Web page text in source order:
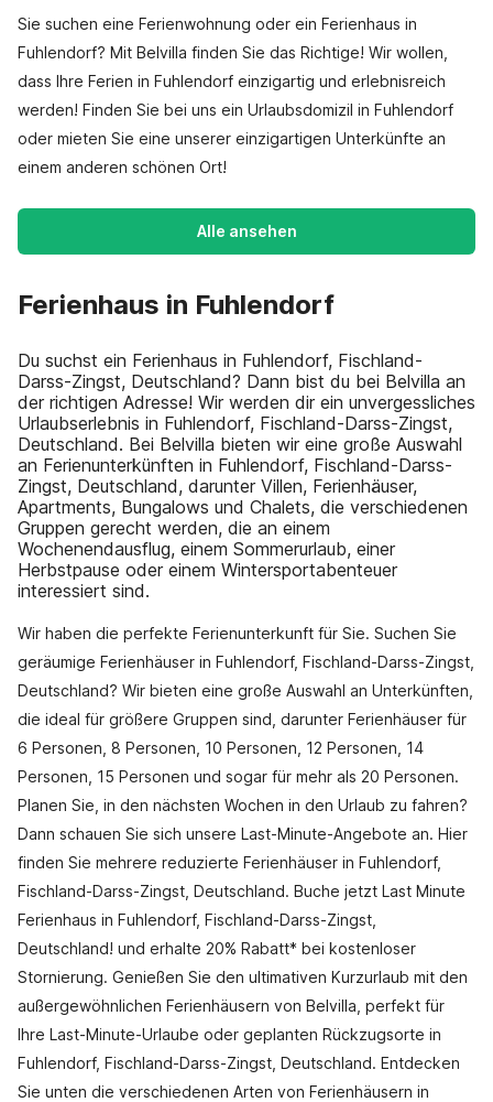
Sie suchen eine Ferienwohnung oder ein Ferienhaus in
Fuhlendorf? Mit Belvilla finden Sie das Richtige! Wir wollen,
dass Ihre Ferien in Fuhlendorf einzigartig und erlebnisreich
werden! Finden Sie bei uns ein Urlaubsdomizil in Fuhlendorf
oder mieten Sie eine unserer einzigartigen Unterkünfte an
einem anderen schönen Ort!
Alle ansehen
Ferienhaus in Fuhlendorf
Du suchst ein Ferienhaus in Fuhlendorf, Fischland-
Darss-Zingst, Deutschland? Dann bist du bei Belvilla an
der richtigen Adresse! Wir werden dir ein unvergessliches
Urlaubserlebnis in Fuhlendorf, Fischland-Darss-Zingst,
Deutschland. Bei Belvilla bieten wir eine große Auswahl
an Ferienunterkünften in Fuhlendorf, Fischland-Darss-
Zingst, Deutschland, darunter Villen, Ferienhäuser,
Apartments, Bungalows und Chalets, die verschiedenen
Gruppen gerecht werden, die an einem
Wochenendausflug, einem Sommerurlaub, einer
Herbstpause oder einem Wintersportabenteuer
interessiert sind.
Wir haben die perfekte Ferienunterkunft für Sie. Suchen Sie
geräumige Ferienhäuser in Fuhlendorf, Fischland-Darss-Zingst,
Deutschland? Wir bieten eine große Auswahl an Unterkünften,
die ideal für größere Gruppen sind, darunter Ferienhäuser für
6 Personen, 8 Personen, 10 Personen, 12 Personen, 14
Personen, 15 Personen und sogar für mehr als 20 Personen.
Planen Sie, in den nächsten Wochen in den Urlaub zu fahren?
Dann schauen Sie sich unsere Last-Minute-Angebote an. Hier
finden Sie mehrere reduzierte Ferienhäuser in Fuhlendorf,
Fischland-Darss-Zingst, Deutschland. Buche jetzt Last Minute
Ferienhaus in Fuhlendorf, Fischland-Darss-Zingst,
Deutschland! und erhalte 20% Rabatt* bei kostenloser
Stornierung. Genießen Sie den ultimativen Kurzurlaub mit den
außergewöhnlichen Ferienhäusern von Belvilla, perfekt für
Ihre Last-Minute-Urlaube oder geplanten Rückzugsorte in
Fuhlendorf, Fischland-Darss-Zingst, Deutschland. Entdecken
Sie unten die verschiedenen Arten von Ferienhäusern in